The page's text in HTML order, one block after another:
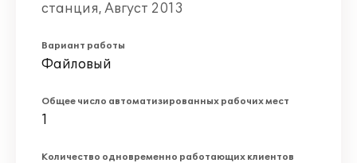
станция, Август 2013
Вариант работы
Файловый
Общее число автоматизированных рабочих мест
1
Количество одновременно работающих клиентов